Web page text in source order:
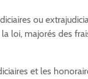
ou
loi, majorés des
et les